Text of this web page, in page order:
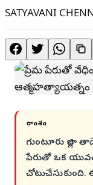
SATYAVANI
సారాంశం
గుంటూరు
పేరుతో ఒక